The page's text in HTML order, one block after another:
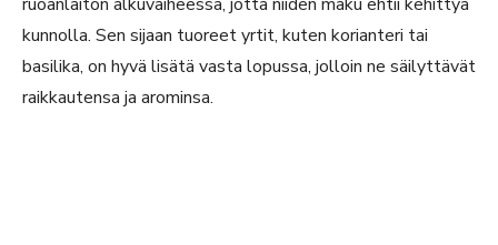
kunnolla. Sen sijaan tuoreet yrtit, kuten korianteri tai
basilika, on hyvä lisätä vasta lopussa, jolloin ne säilyttävät
raikkautensa ja arominsa.